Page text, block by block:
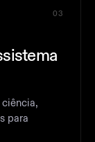
03
para